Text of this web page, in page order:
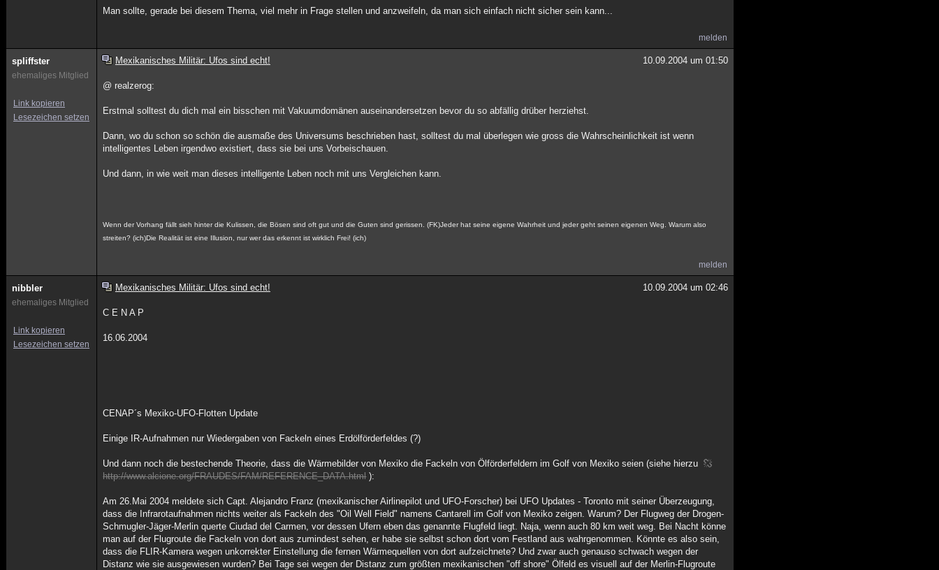
Man sollte, gerade bei diesem Thema, viel mehr in Frage stellen und anzweifeln, da man sich einfach nicht sicher sein kann...
melden
spliffster
ehemaliges Mitglied
Link kopieren
Lesezeichen setzen
Mexikanisches Militär: Ufos sind echt! 10.09.2004 um 01:50
@ realzerog:
Erstmal solltest du dich mal ein bisschen mit Vakuumdomänen auseinandersetzen bevor du so abfällig drüber herziehst.
Dann, wo du schon so schön die ausmaße des Universums beschrieben hast, solltest du mal überlegen wie gross die Wahrscheinlichkeit ist wenn
intelligentes Leben irgendwo existiert, dass sie bei uns Vorbeischauen.
Und dann, in wie weit man dieses intelligente Leben noch mit uns Vergleichen kann.
Wenn der Vorhang fällt sieh hinter die Kulissen, die Bösen sind oft gut und die Guten sind gerissen. (FK)Jeder hat seine eigene Wahrheit und jeder geht seinen eigenen Weg. Warum also
streiten? (ich)Die Realität ist eine Illusion, nur wer das erkennt ist wirklich Frei! (ich)
melden
nibbler
ehemaliges Mitglied
Link kopieren
Lesezeichen setzen
Mexikanisches Militär: Ufos sind echt! 10.09.2004 um 02:46
C E N A P
16.06.2004
CENAP´s Mexiko-UFO-Flotten Update
Einige IR-Aufnahmen nur Wiedergaben von Fackeln eines Erdölförderfeldes (?)
Und dann noch die bestechende Theorie, dass die Wärmebilder von Mexiko die Fackeln von Ölförderfeldern im Golf von Mexiko seien (siehe hierzu
http://www.alcione.org/FRAUDES/FAM/REFERENCE_DATA.html):
Am 26.Mai 2004 meldete sich Capt. Alejandro Franz (mexikanischer Airlinepilot und UFO-Forscher) bei UFO Updates - Toronto mit seiner Überzeugung,
dass die Infrarotaufnahmen nichts weiter als Fackeln des "Oil Well Field" namens Cantarell im Golf von Mexiko zeigen. Warum? Der Flugweg der Drogen-
Schmugler-Jäger-Merlin querte Ciudad del Carmen, vor dessen Ufern eben das genannte Flugfeld liegt. Naja, wenn auch 80 km weit weg. Bei Nacht könne
man auf der Flugroute die Fackeln von dort aus zumindest sehen, er habe sie selbst schon dort vom Festland aus wahrgenommen. Könnte es also sein,
dass die FLIR-Kamera wegen unkorrekter Einstellung die fernen Wärmequellen von dort aufzeichnete? Und zwar auch genauso schwach wegen der
Distanz wie sie ausgewiesen wurden? Bei Tage sei wegen der Distanz zum größten mexikanischen "off shore" Ölfeld es visuell auf der Merlin-Flugroute